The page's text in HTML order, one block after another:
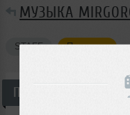
МУЗЫКА
STAFF Подкасты
Подкасты Всего